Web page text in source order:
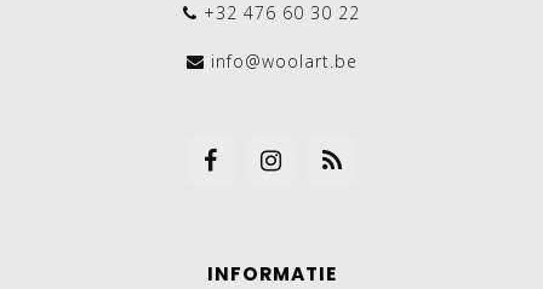
+32 476 60 30 22
info@woolart.be
INFORMATIE